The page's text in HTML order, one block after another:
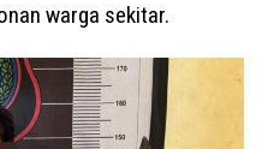
warga sekitar.